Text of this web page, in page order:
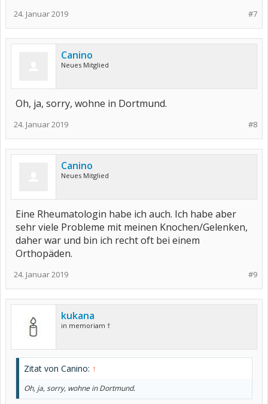
#7
24. Januar 2019
Canino
Neues Mitglied
Oh, ja, sorry, wohne in Dortmund.
#8
24. Januar 2019
Canino
Neues Mitglied
Eine Rheumatologin habe ich auch. Ich habe aber
sehr viele Probleme mit meinen Knochen/Gelenken,
daher war und bin ich recht oft bei einem
Orthopäden.
#9
24. Januar 2019
kukana
in memoriam †
Zitat von Canino: ↑
Oh, ja, sorry, wohne in Dortmund.